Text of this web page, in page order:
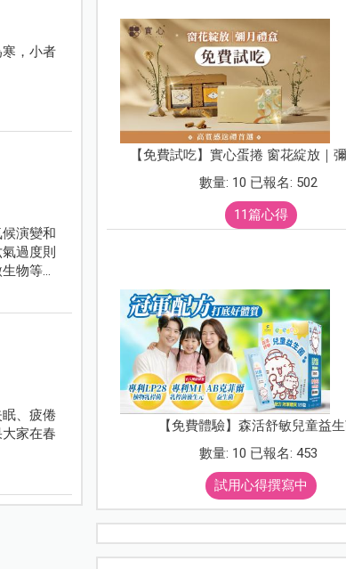
，小者
演變和
過度則
物等就
、疲倦
家在春
【免費試吃】實心蛋捲 窗花綻放｜
數量: 10 已報名: 502
11篇心得
【免費體驗】森活舒敏兒童益
數量: 10 已報名: 453
試用心得撰寫中